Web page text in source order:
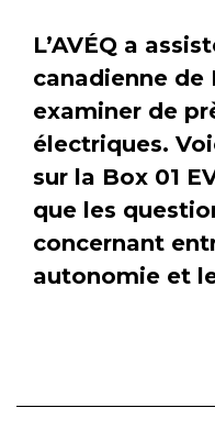
L’AVÉQ a
canadienne
examiner de
électriques.
sur la Box 01
que les
concernant
autonomie et